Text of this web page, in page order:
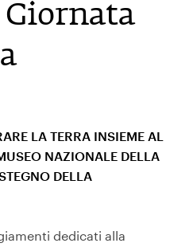
Giornata
LA TERRA INSIEME AL
NAZIONALE DELLA
DELLA
dedicati alla